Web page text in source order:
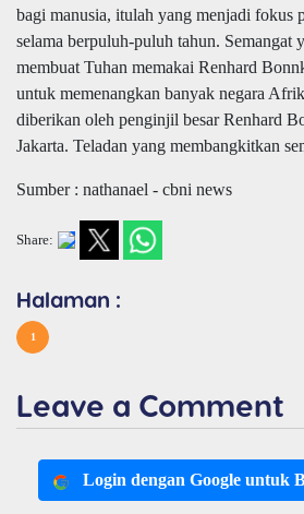
bagi manusia, itulah yang menjadi fokus
selama berpuluh-puluh tahun. Semangat
membuat Tuhan memakai Renhard
untuk memenangkan banyak negara
diberikan oleh penginjil besar Renhard
Jakarta. Teladan yang membangkitkan
Sumber : nathanael - cbni news
Share:
Halaman :
1
Leave a Comment
Login dengan Google untuk